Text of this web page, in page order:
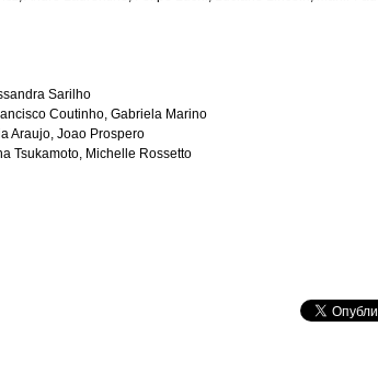
Sarilho
Coutinho, Gabriela Marino
Araujo, Joao Prospero
Tsukamoto, Michelle Rossetto